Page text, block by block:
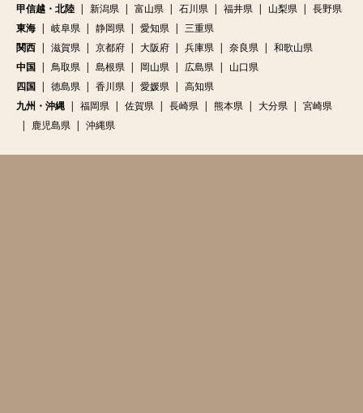
甲信越・北陸
新潟県 富山県 石川県 福井県 山梨県
長野県
東海
岐阜県 静岡県 愛知県
三重県
関西
滋賀県 京都府 大阪府 兵庫県 奈良県
和歌山県
中国
鳥取県 島根県 岡山県 広島県
山口県
四国
徳島県 香川県 愛媛県
高知県
九州・沖縄
福岡県 佐賀県 長崎県 熊本県 大分県
宮崎県
鹿児島県
沖縄県